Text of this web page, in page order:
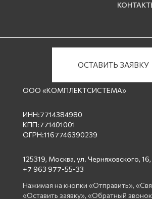
ОСТАВИТЬ ЗАЯВКУ
ООО «КОМПЛЕКТСИСТЕМА»
ИНН:7714384980
КПП:771401001
ОГРН:1167746390239
125319, Москва, ул. Черняховского,
+7 963 977-55-33
Нажимая на кнопки «Отправить»,
«Оставить заявку», «Обратный